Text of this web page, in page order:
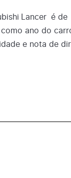
Lancer é de
ano do
e nota de